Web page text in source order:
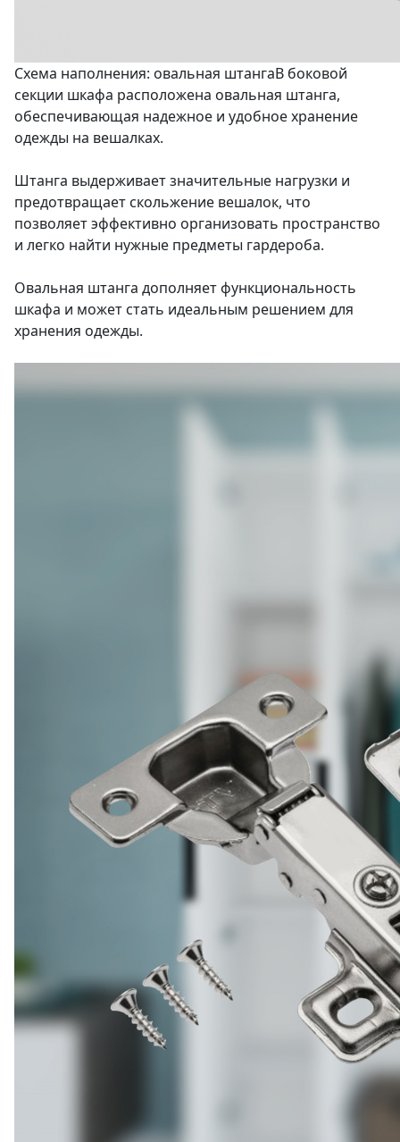
Схема наполнения: овальная штангаВ боковой
секции шкафа расположена овальная штанга,
обеспечивающая надежное и удобное хранение
одежды на вешалках.
Штанга выдерживает значительные нагрузки и
предотвращает скольжение вешалок, что
позволяет эффективно организовать пространство
и легко найти нужные предметы гардероба.
Овальная штанга дополняет функциональность
шкафа и может стать идеальным решением для
хранения одежды.